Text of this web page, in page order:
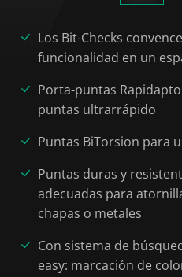
Los Bit-Checks
funcionalidad en un
Porta-puntas
puntas ultrarrápido
Puntas BiTorsion para
Puntas duras y
adecuadas para
chapas o metales
Con sistema de
easy: marcación de